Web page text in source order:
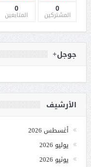
0
المشتركين
0
المتابعين
جوجل+
الأرشيف
أغسطس 2026
يوليو 2026
يونيو 2026